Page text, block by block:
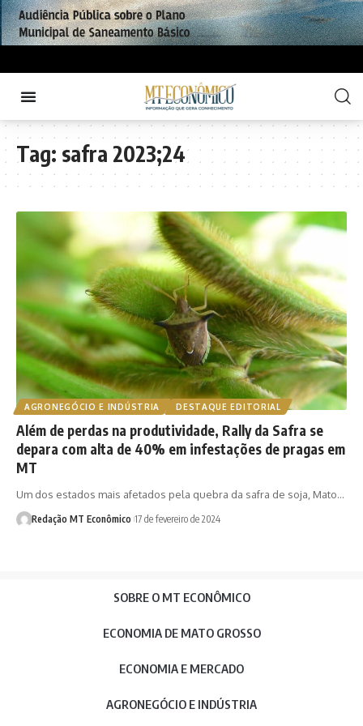
Tag: safra 2023;24
AGRONEGÓCIO E INDÚSTRIA DESTAQUE EDITORIAL
Além de perdas na produtividade, Rally da Safra se
depara com alta de 40% em infestações de pragas em
MT
Um dos estados mais afetados pela quebra da safra de soja, Mato…
Redação MT Econômico 17 de fevereiro de 2024
SOBRE O MT ECONÔMICO
ECONOMIA DE MATO GROSSO
ECONOMIA E MERCADO
AGRONEGÓCIO E INDÚSTRIA